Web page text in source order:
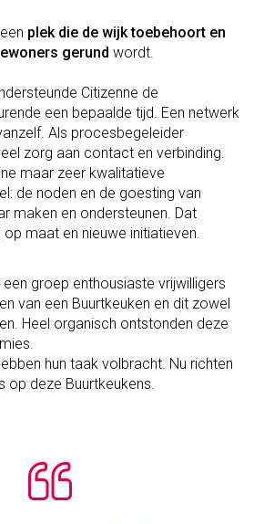
plek die de wijk toebehoort en
gerund wordt.
Citizenne de
een bepaalde tijd. Een netwerk
Als procesbegeleider
zorg aan contact en verbinding.
maar zeer kwalitatieve
de noden en de goesting van
maken en ondersteunen. Dat
maat en nieuwe initiatieven.
groep enthousiaste vrijwilligers
van een Buurtkeuken en dit zowel
Heel organisch ontstonden deze
hun taak volbracht. Nu richten
op deze Buurtkeukens.